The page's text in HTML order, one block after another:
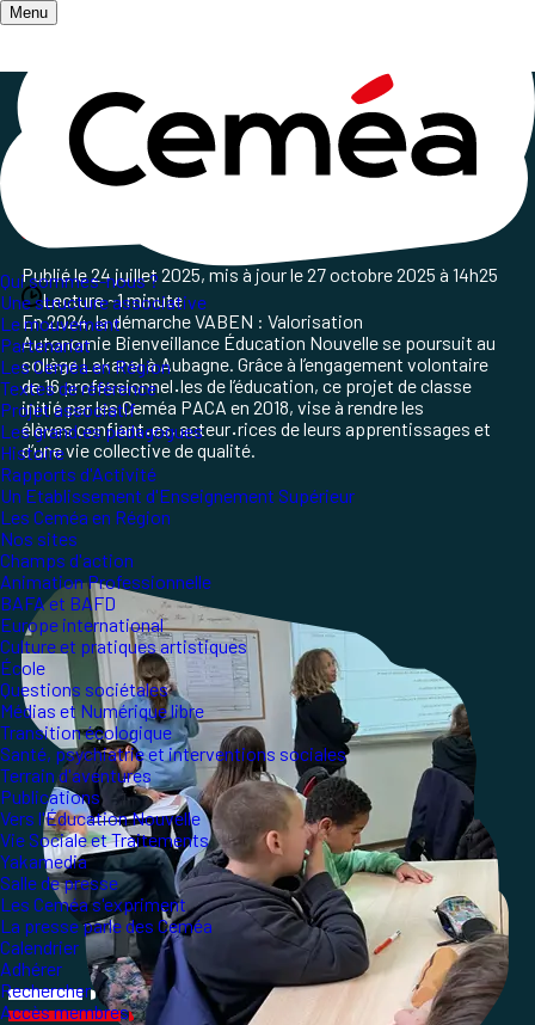
Menu
Qui sommes-nous ?
Une structure associative
Le mouvement
Partenariat
Les Ceméa en Région
Textes de référence
Projet associatif
Les grand.es pédagogues
Histoire
Rapports d'Activité
Un Etablissement d'Enseignement Supérieur
Les Ceméa en Région
Nos sites
Champs d'action
Animation Professionnelle
BAFA et BAFD
Europe international
Culture et pratiques artistiques
École
Questions sociétales
Médias et Numérique libre
Transition écologique
Santé, psychiatrie et interventions sociales
Terrain d'aventures
Publications
Vers l'Éducation Nouvelle
Vie Sociale et Traitements
Yakamedia
Salle de presse
Les Ceméa s'expriment
La presse parle des Ceméa
Calendrier
Adhérer
Rechercher
Accès membres
Accueil/ Qui sommes-nous ? / Les Ceméa en Région
Zoom sur une action de l'AT PACA
Publié le24 juillet 2025, mis à jour le27 octobre 2025 à 14h25
Lecture ~1 minute
En 2024, la démarche VABEN : Valorisation
Autonomie Bienveillance Éducation Nouvelle se poursuit au
collègeLakanal à Aubagne. Grâce à l’engagement volontaire
de16 professionnel·les de l’éducation, ce projet de classe
initié par les Ceméa PACA en 2018, vise à rendre les
élèvesconfiant·es, acteur·rices de leurs apprentissages et
d’unevie collective de qualité.